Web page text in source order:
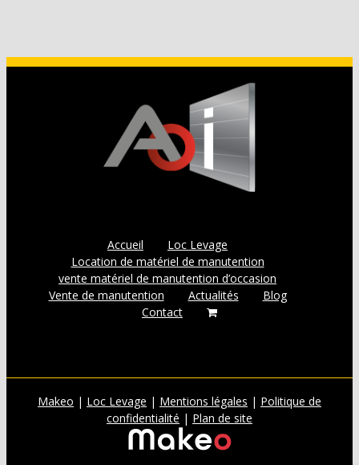
Accueil
Loc Levage
Location de matériel de manutention
vente matériel de manutention d’occasion
Vente de manutention
Actualités
Blog
Contact
Makeo | Loc Levage | Mentions légales | Politique de
confidentialité | Plan de site